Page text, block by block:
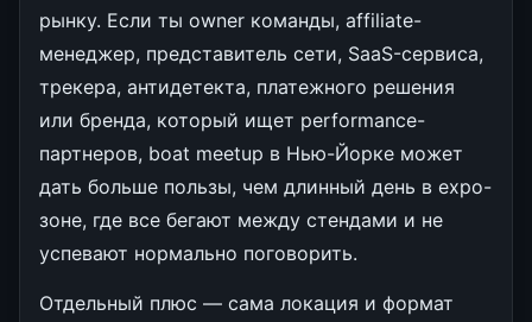
рынку. Если ты owner команды, affiliate-
менеджер, представитель сети, SaaS-сервиса,
трекера, антидетекта, платежного решения
или бренда, который ищет performance-
партнеров, boat meetup в Нью-Йорке может
дать больше пользы, чем длинный день в expo-
зоне, где все бегают между стендами и не
успевают нормально поговорить.
Отдельный плюс — сама локация и формат